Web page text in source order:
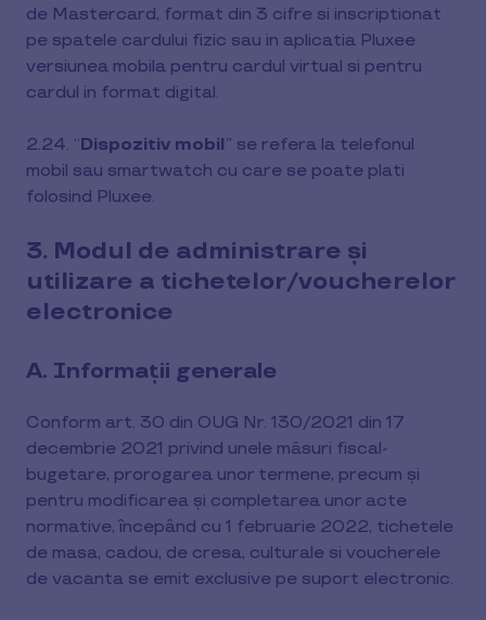
de Mastercard, format din 3 cifre si inscriptionat
pe spatele cardului fizic sau in aplicatia Pluxee
versiunea mobila pentru cardul virtual si pentru
cardul in format digital.
2.24. “Dispozitiv mobil” se refera la telefonul
mobil sau smartwatch cu care se poate plati
folosind Pluxee.
3. Modul de administrare şi
utilizare a tichetelor/voucherelor
electronice
A. Informații generale
Conform art. 30 din OUG Nr. 130/2021 din 17
decembrie 2021 privind unele măsuri fiscal-
bugetare, prorogarea unor termene, precum şi
pentru modificarea şi completarea unor acte
normative, începând cu 1 februarie 2022, tichetele
de masa, cadou, de cresa, culturale si voucherele
de vacanta se emit exclusive pe suport electronic.